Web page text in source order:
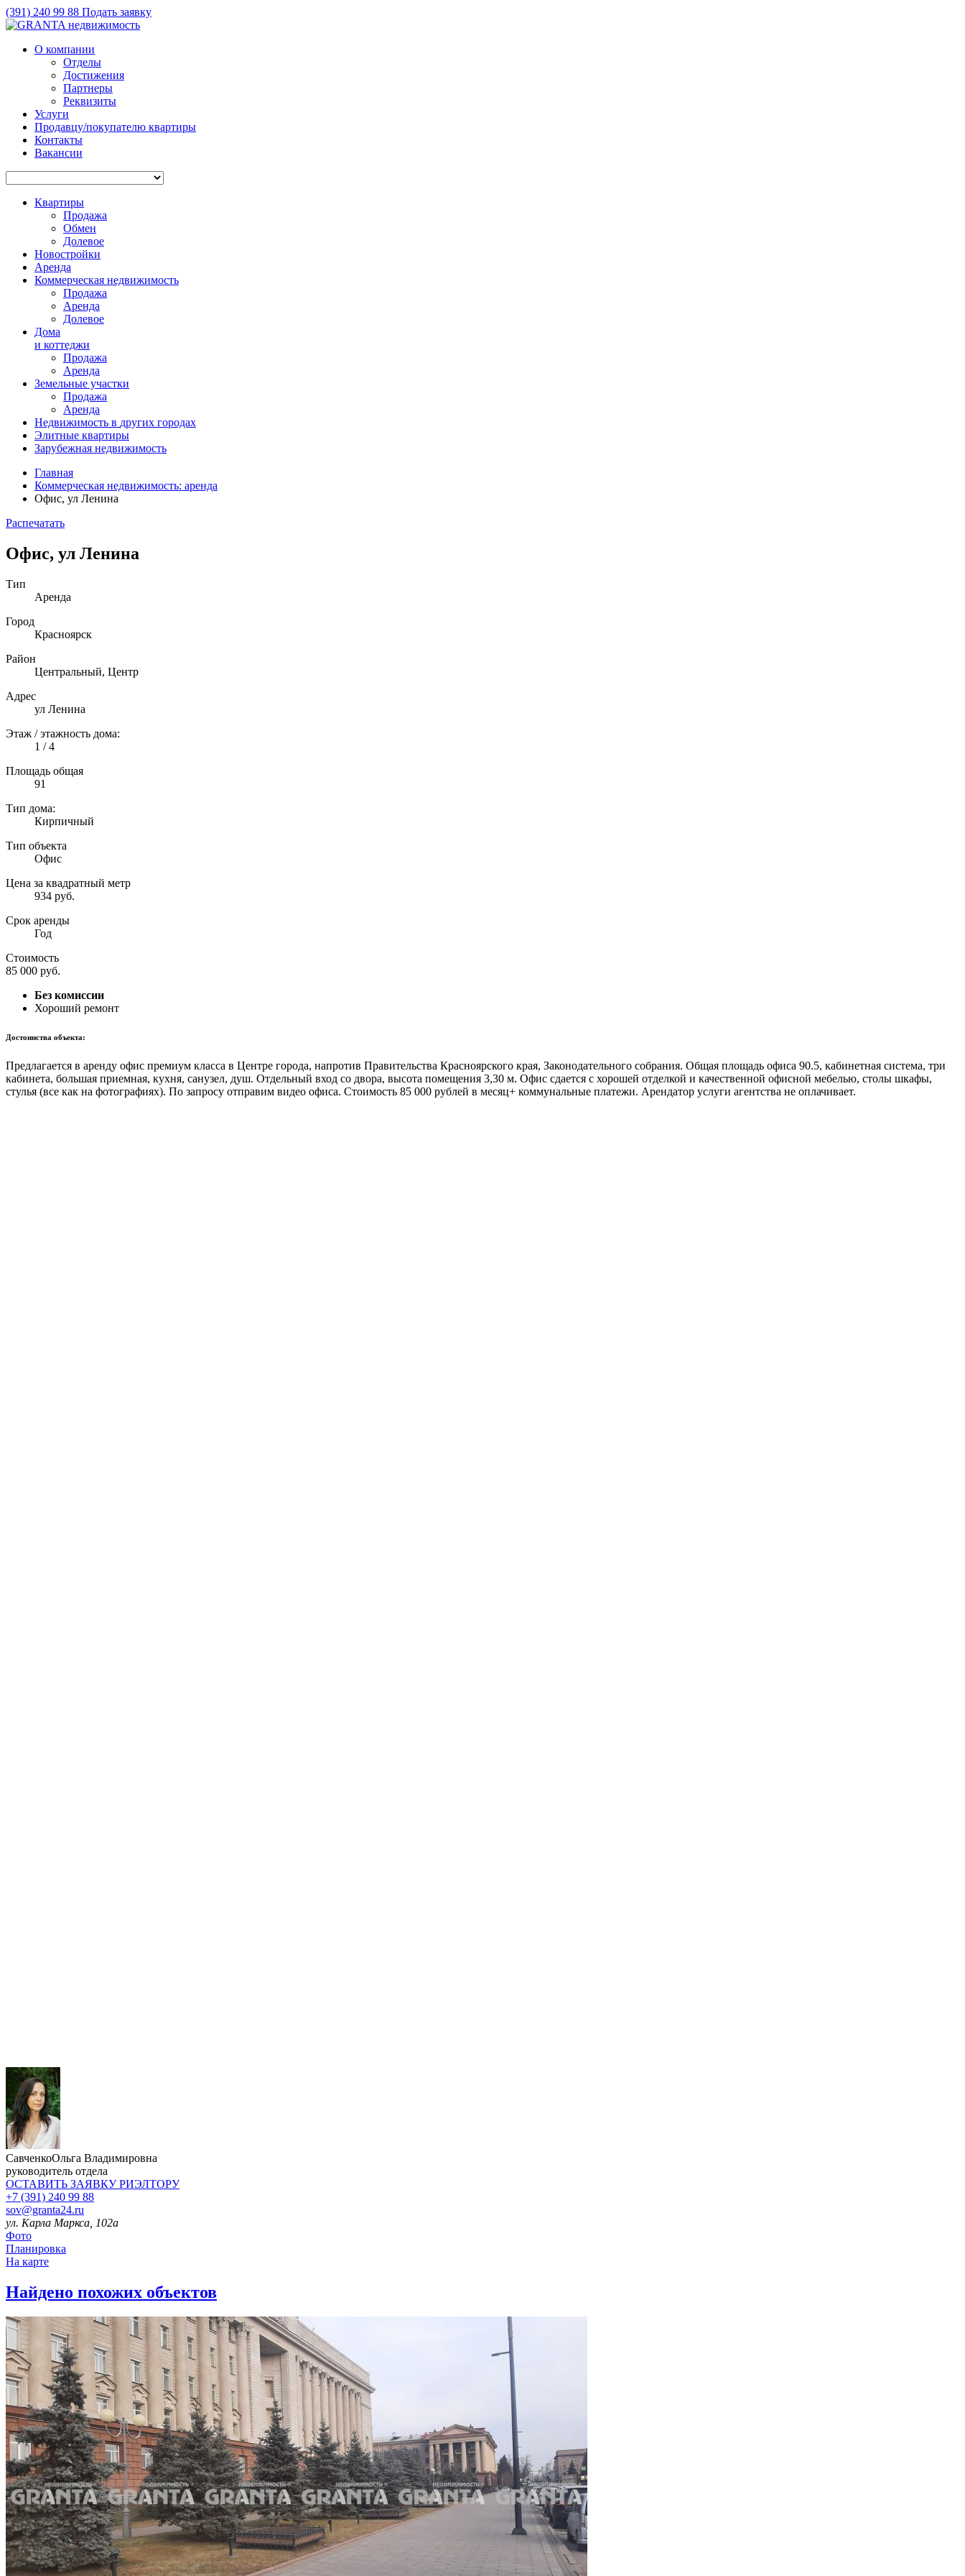
(391) 240 99 88 Подать заявку
О компании
Отделы
Достижения
Партнеры
Реквизиты
Услуги
Продавцу/покупателю квартиры
Контакты
Вакансии
Квартиры
Продажа
Обмен
Долевое
Новостройки
Аренда
Коммерческая недвижимость
Продажа
Аренда
Долевое
Дома
и коттеджи
Продажа
Аренда
Земельные участки
Продажа
Аренда
Недвижимость в других городах
Элитные квартиры
Зарубежная недвижимость
Главная
Коммерческая недвижимость: аренда
Офис, ул Ленина
Распечатать
Офис, ул Ленина
Тип
Аренда
Город
Красноярск
Район
Центральный, Центр
Адрес
ул Ленина
Этаж / этажность дома:
1 / 4
Площадь общая
91
Тип дома:
Кирпичный
Тип объекта
Офис
Цена за квадратный метр
934 руб.
Срок аренды
Год
Стоимость
85 000 руб.
Без комиссии
Хороший ремонт
Достоинства объекта:
Предлагается в аренду офис премиум класса в Центре города, напротив Правительства Красноярского края, Законодательного собрания. Общая площадь офиса 90.5, кабинетная система, три
кабинета, большая приемная, кухня, санузел, душ. Отдельный вход со двора, высота помещения 3,30 м. Офис сдается с хорошей отделкой и качественной офисной мебелью, столы шкафы,
стулья (все как на фотографиях). По запросу отправим видео офиса. Стоимость 85 000 рублей в месяц+ коммунальные платежи. Арендатор услуги агентства не оплачивает.
СавченкоОльга Владимировна
руководитель отдела
ОСТАВИТЬ ЗАЯВКУРИЭЛТОРУ
+7 (391) 240 99 88
sov@granta24.ru
ул. Карла Маркса, 102а
Фото
Планировка
На карте
Найдено похожих объектов